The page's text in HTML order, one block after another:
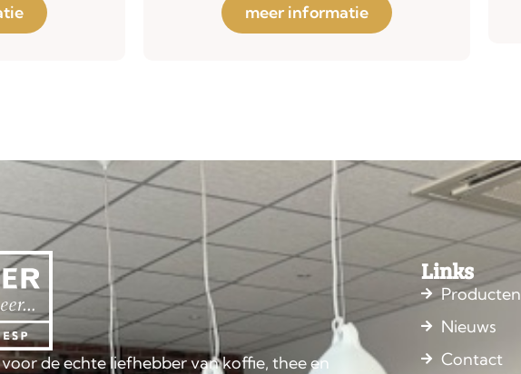
meer informatie
de echte liefhebber van koffie, thee en
Links
Producten
Nieuws
Contact